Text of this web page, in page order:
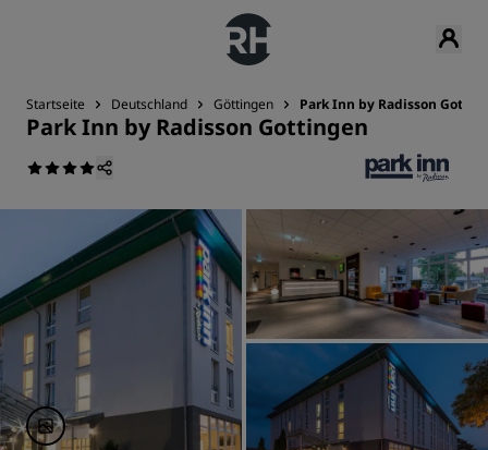
Startseite Deutschland Göttingen Park Inn by Radisson
Park Inn by Radisson Gottingen